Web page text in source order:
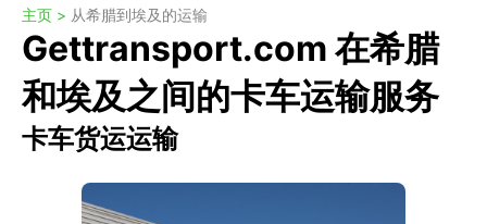
主页 > 从希腊到埃及的运输
Gettransport.com 在希腊
和埃及之间的卡车运输服务
卡车货运运输